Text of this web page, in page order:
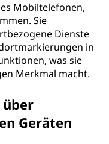
Mobiltelefonen,
Sie
Dienste
in
was sie
Merkmal macht.
Geräten